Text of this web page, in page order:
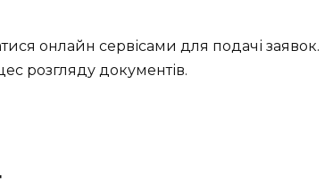
онлайн сервісами для подачі заявок.
розгляду документів.